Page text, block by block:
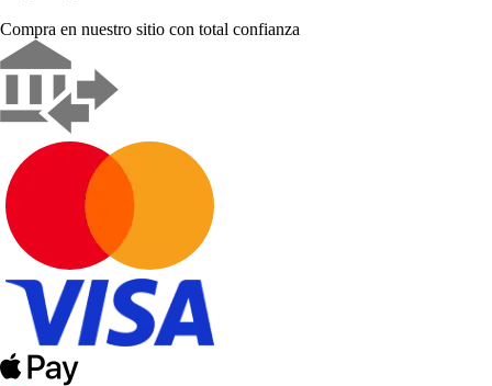
Compra en nuestro sitio con total confianza